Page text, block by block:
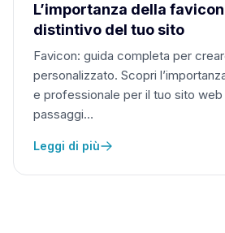
L’importanza della
distintivo del tuo sito
Favicon: guida completa per
personalizzato. Scopri
e professionale per il tuo sito web
passaggi…
Leggi di più